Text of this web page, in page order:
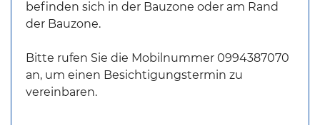
befinden sich in der Bauzone oder am Rand
der Bauzone.
Bitte rufen Sie die Mobilnummer 0994387070
an, um einen Besichtigungstermin zu
vereinbaren.